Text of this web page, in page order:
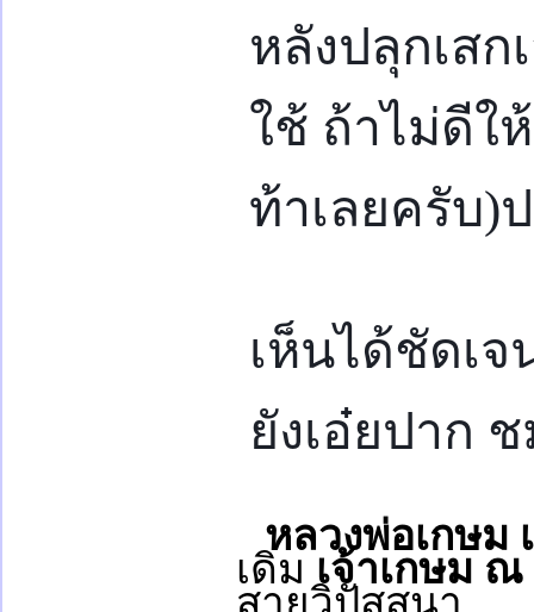
หลังปลุกเสก
ใช้ ถ้าไม่ดีใ
ท้าเลยครับ)
เห็นได้ชัดเ
ยังเอ๋ยปาก
หลวงพ่อเกษม
เดิม เจ้าเกษม ณ